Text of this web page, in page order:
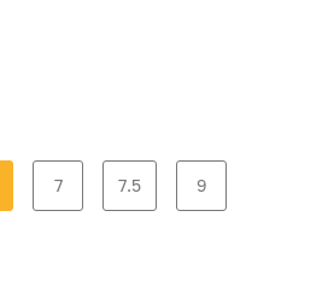
7 7.5 9